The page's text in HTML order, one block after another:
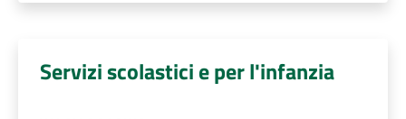
Servizi scolastici e per l'infanzia